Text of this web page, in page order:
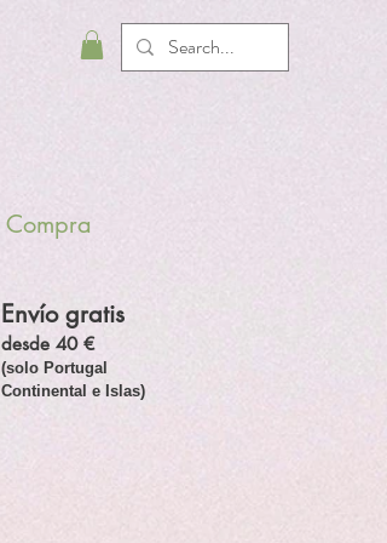
Compra
Envío gratis
desde 40 €
(solo Portugal
Continental e Islas)